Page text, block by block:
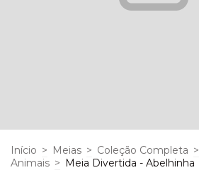
Início > Meias > Coleção Completa >
Animais > Meia Divertida - Abelhinha